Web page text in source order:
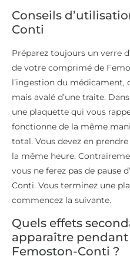
Conseils
Conti
Préparez toujours un verre
de votre comprimé de
l’ingestion du médicament,
mais avalé d’une traite.
une plaquette qui vous
fonctionne de la même
total. Vous devez en
la même heure.
vous ne ferez pas de pause
Conti. Vous terminez une
commencez la suivante.
Quels effets
apparaître
Femoston-Conti ?